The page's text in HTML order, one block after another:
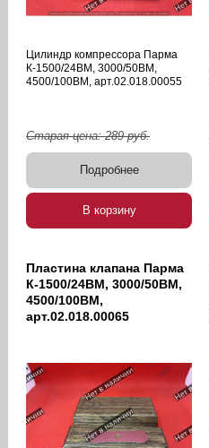
Цилиндр компрессора Парма
К-1500/24ВМ, 3000/50ВМ,
4500/100ВМ, арт.02.018.00055
Старая цена:289руб.
Подробнее
В корзину
Пластина клапана Парма
К-1500/24ВМ, 3000/50ВМ,
4500/100ВМ,
арт.02.018.00065